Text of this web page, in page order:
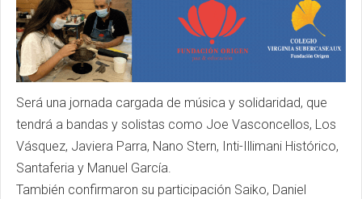
Será una jornada cargada de música y solidaridad, que
tendrá a bandas y solistas como Joe Vasconcellos, Los
Vásquez, Javiera Parra, Nano Stern, Inti-Illimani Histórico,
Santaferia y Manuel García.
También confirmaron su participación Saiko, Daniel